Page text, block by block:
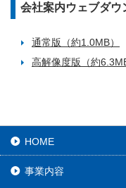
会社案内ウェブダウ
通常版（約1.0MB）
高解像度版（約
HOME
事業内容